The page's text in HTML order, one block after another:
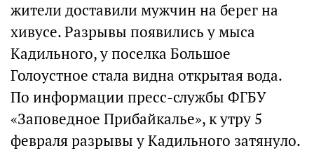
жители доставили мужчин на берег на
хивусе. Разрывы появились у мыса
Кадильного, у поселка Большое
Голоустное стала видна открытая вода.
По информации пресс-службы ФГБУ
«Заповедное Прибайкалье», к утру 5
февраля разрывы у Кадильного затянуло.